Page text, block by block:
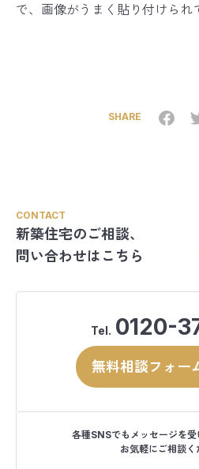
で、画像がうまく貼り付けられ
SHARE
CONTACT
新築住宅のご相談、
問い合わせはこちら
Tel. 0120-
無料相談フォー
各種SNSでもメッセージを受
お気軽にご相談く